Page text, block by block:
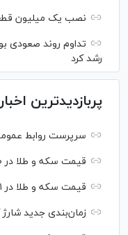
نصب یک میلیون
رشد کرد
پربازدیدترین اخبار
سرپرست روابط
قیمت سکه و طلا در ۱۰ مرداد ۱۴۰۵
قیمت سکه و طلا در ۱۱ مرداد ۱۴۰۵
زمان‌بندی جدید شارژ